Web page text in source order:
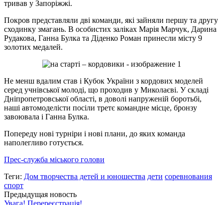
тривав у Запоріжжі.
Покров представляли дві команди, які зайняли першу та другу
сходинку змагань. В особистих заліках Марія Марчук, Дарина
Рудакова, Ганна Булка та Діденко Роман принесли місту 9
золотих медалей.
Не менш вдалим став і Кубок України з кордових моделей
серед учнівської молоді, що проходив у Миколаєві. У складі
Дніпропетровської області, в доволі напруженій боротьбі,
наші автомоделісти посіли третє командне місце, бронзу
завоювала і Ганна Булка.
Попереду нові турніри і нові плани, до яких команда
наполегливо готується.
Прес-служба міського голови
Теги: Дом творчества детей и юношества дети соревнования
спорт
Предыдущая новость
Увага! Перереєстрація!